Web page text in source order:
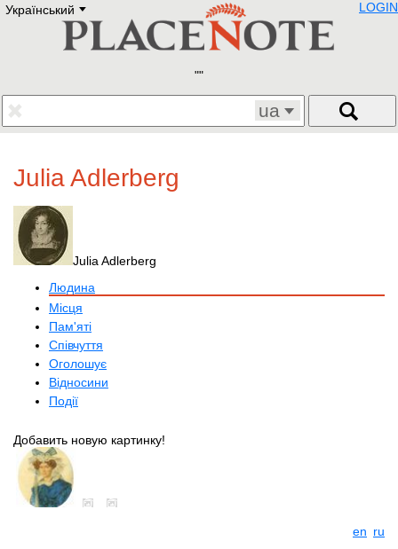
Український E
Deutsch
Francais
Polski
Eestikeelne
LOGIN
ua
Julia Adlerberg
Julia Adlerberg
Людина
Місця
Пам'яті
Співчуття
Оголошує
Відносини
Події
Добавить новую картинку!
en ru